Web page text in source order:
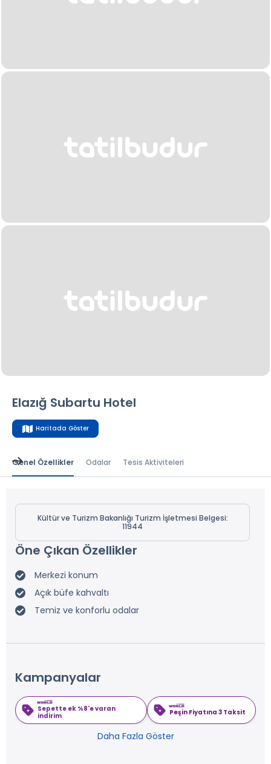
Elazığ Subartu Hotel
Haritada Göster
Genel Özellikler Odalar Tesis Aktiviteleri
Kültür ve Turizm Bakanlığı Turizm İşletmesi Belgesi:
11944
Öne Çıkan Özellikler
Merkezi konum
Açık büfe kahvaltı
Temiz ve konforlu odalar
Kampanyalar
Sepette ek %8'e varan
indirim
Peşin Fiyatına 3 Taksit
Daha Fazla Göster